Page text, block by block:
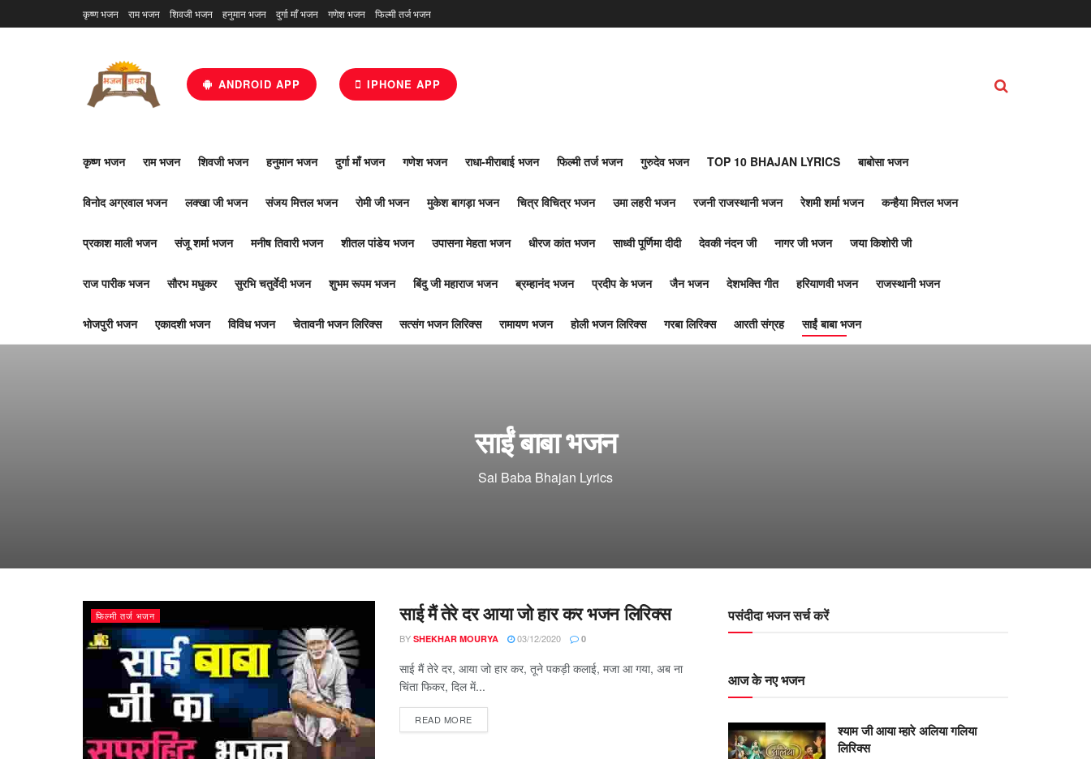
कृष्ण भजन राम भजन शिवजी भजन हनुमान भजन दुर्गा माँ भजन गणेश भजन फिल्मी तर्ज भजन
ANDROID APP IPHONE APP
कृष्ण भजन राम भजन शिवजी भजन हनुमान भजन दुर्गा माँ भजन गणेश भजन राधा-मीराबाई भजन फिल्मी तर्ज भजन गुरुदेव भजन TOP 10 BHAJAN LYRICS बाबोसा भजन
विनोद अग्रवाल भजन लक्खा जी भजन संजय मित्तल भजन रोमी जी भजन मुकेश बागड़ा भजन चित्र विचित्र भजन उमा लहरी भजन रजनी राजस्थानी भजन रेशमी शर्मा भजन कन्हैया मित्तल भजन
प्रकाश माली भजन संजू शर्मा भजन मनीष तिवारी भजन शीतल पांडेय भजन उपासना मेहता भजन धीरज कांत भजन साध्वी पूर्णिमा दीदी देवकी नंदन जी नागर जी भजन जया किशोरी जी
राज पारीक भजन सौरभ मधुकर सुरभि चतुर्वेदी भजन शुभम रूपम भजन बिंदु जी महाराज भजन ब्रम्हानंद भजन प्रदीप के भजन जैन भजन देशभक्ति गीत हरियाणवी भजन राजस्थानी भजन
भोजपुरी भजन एकादशी भजन विविध भजन चेतावनी भजन लिरिक्स सत्संग भजन लिरिक्स रामायण भजन होली भजन लिरिक्स गरबा लिरिक्स आरती संग्रह साईं बाबा भजन
साईं बाबा भजन
Sai Baba Bhajan Lyrics
फिल्मी तर्ज भजन साई मैं तेरे दर आया जो हार कर भजन लिरिक्स
BY SHEKHAR MOURYA 03/12/2020 0
साई मैं तेरे दर, आया जो हार कर, तूने पकड़ी कलाई, मजा आ गया, अब ना
चिंता फिकर, दिल में...
READ MOREDETAILS
पसंदीदा भजन सर्च करें
आज के नए भजन
श्याम जी आया म्हारे अलिया गलिया
लिरिक्स